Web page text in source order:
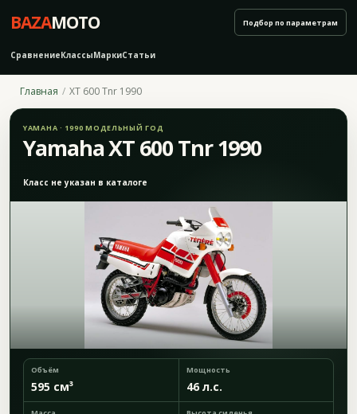
BAZAMOTO
СравнениеКлассыМаркиСтатьи
Подбор по параметрам
Главная XT 600 Tnr 1990
YAMAHA · 1990 МОДЕЛЬНЫЙ ГОД
Yamaha XT 600 Tnr 1990
Класс не указан в каталоге
Объём
595 см³
Мощность
46 л.с.